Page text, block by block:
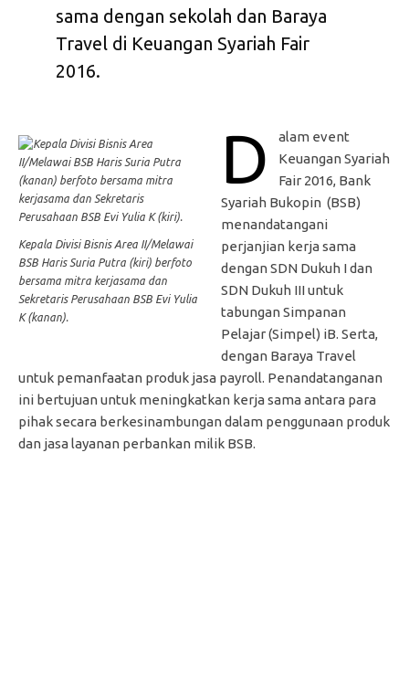
sama dengan sekolah dan Baraya
Travel di Keuangan Syariah Fair
2016.
Kepala Divisi Bisnis Area II/Melawai
BSB Haris Suria Putra (kiri) berfoto
bersama mitra kerjasama dan
Sekretaris Perusahaan BSB Evi Yulia
K (kanan).
D
alam event
Keuangan Syariah
Fair 2016, Bank
Syariah Bukopin (BSB)
menandatangani
perjanjian kerja sama
dengan SDN Dukuh I dan
SDN Dukuh III untuk
tabungan Simpanan
Pelajar (Simpel) iB. Serta,
dengan Baraya Travel
untuk pemanfaatan produk jasa payroll. Penandatanganan
ini bertujuan untuk meningkatkan kerja sama antara para
pihak secara berkesinambungan dalam penggunaan produk
dan jasa layanan perbankan milik BSB.